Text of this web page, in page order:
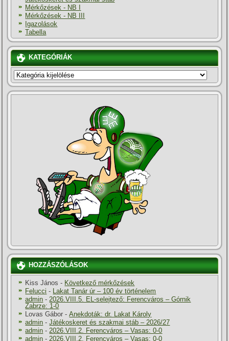
Mérkőzések - NB I
Mérkőzések - NB III
Igazolások
Tabella
KATEGÓRIÁK
KATEGÓRIÁK
HOZZÁSZÓLÁSOK
Kiss János - Következő mérkőzések
Felucci - Lakat Tanár úr – 100 év történelem
admin -2026.VIII.5. EL-selejtező: Ferencváros – Górnik
Zabrze: 1-0
Lovas Gábor -Anekdoták: dr. Lakat Károly
admin -Játékoskeret és szakmai stáb – 2026/27
admin -2026.VIII.2. Ferencváros – Vasas: 0-0
admin -2026.VIII.2. Ferencváros – Vasas: 0-0